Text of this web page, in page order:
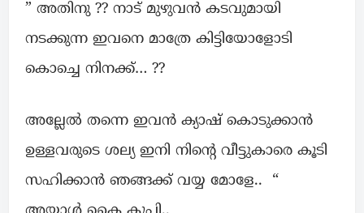
” അതിനു ?? നാട് മുഴുവൻ കടവുമായി
നടക്കുന്ന ഇവനെ മാത്രേ കിട്ടിയോളോടി
കൊച്ചെ നിനക്ക്… ??
അല്ലേൽ തന്നെ ഇവൻ ക്യാഷ് കൊടുക്കാൻ
ഉള്ളവരുടെ ശല്യ ഇനി നിന്റെ വീട്ടുകാരെ കൂടി
സഹിക്കാൻ ഞങ്ങക്ക് വയ്യ മോളേ.. “